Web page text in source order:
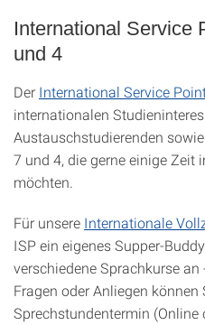
International Service
und 4
Der International Service
internationalen
Austauschstudierenden
7 und 4, die gerne einige Zeit
möchten.
Für unsere Internationale
ISP ein eigenes Supper-
verschiedene Sprachkurse
Fragen oder Anliegen
Sprechstundentermin (Online